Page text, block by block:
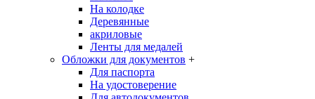
На колодке
Деревянные
акриловые
Ленты для медалей
Обложки для документов +
Для паспорта
На удостоверение